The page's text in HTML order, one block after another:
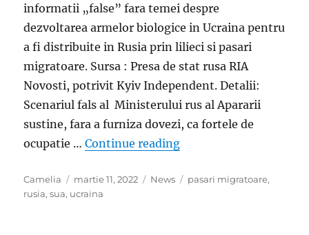
informatii „false” fara temei despre
dezvoltarea armelor biologice in Ucraina pentru
a fi distribuite in Rusia prin lilieci si pasari
migratoare. Sursa : Presa de stat rusa RIA
Novosti, potrivit Kyiv Independent. Detalii:
Scenariul fals al Ministerului rus al Apararii
sustine, fara a furniza dovezi, ca fortele de
ocupatie …Continue reading„Cea mai recenta
Author
Camelia
Posted
on
martie 11, 2022 Categories
News Tags
pasari migratoare,
rusia,sua, ucraina